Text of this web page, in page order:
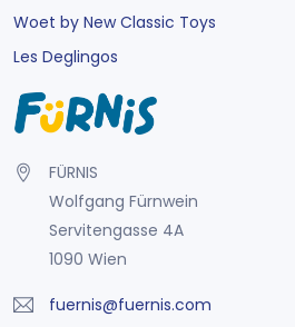
Woet by New Classic Toys
Les Deglingos
FÜRNIS
Wolfgang Fürnwein
Servitengasse 4A
1090 Wien
fuernis@fuernis.com